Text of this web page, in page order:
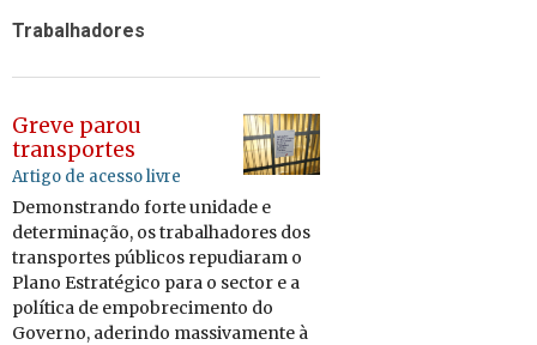
Trabalhadores
Greve parou
transportes
Artigo de acesso livre
De­mons­trando forte uni­dade e
de­ter­minação, os tra­ba­lha­dores dos
trans­portes públicos re­pu­di­aram o
Plano Es­tratégico para o sector e a
política de em­po­bre­ci­mento do
Go­verno, ade­rindo mas­si­va­mente à